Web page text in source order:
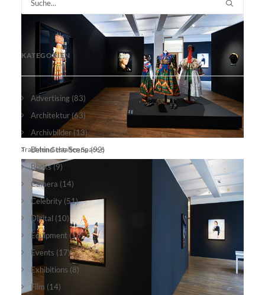
Trachten Gestalten Space 6
KATEGORIEN
Advertising (83)
Architektur (63)
Archivbilder(13)
Behind the Scene(92)
Books(9)
Camera (14)
Celebrity (51)
Digital (10)
Equipment (16)
Events (17)
Exhibitions (8)
Film (14)